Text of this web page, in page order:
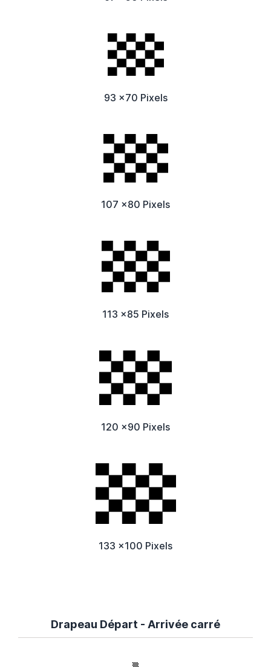
93 x70 Pixels
107 x80 Pixels
113 x85 Pixels
120 x90 Pixels
133 x100 Pixels
Drapeau Départ - Arrivée carré